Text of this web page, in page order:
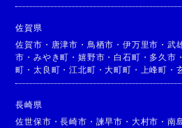
佐賀県
佐賀市 ・ 唐津市 ・ 鳥栖市 ・伊万里市 ・武
市 ・みやき町 ・嬉野市 ・ 白石町 ・ 多久市 ・
町 ・太良町 ・江北町 ・大町町 ・ 上峰町 ・
長崎県
佐世保市 ・長崎市 ・ 諫早市 ・ 大村市 ・南